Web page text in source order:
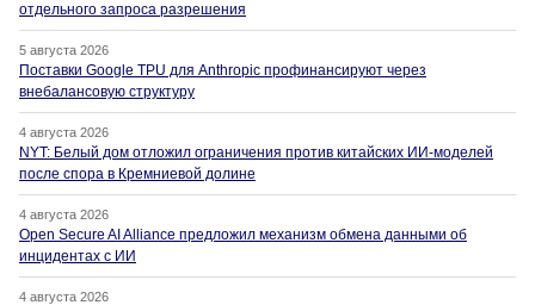
отдельного запроса разрешения
5 августа 2026
Поставки Google TPU для Anthropic профинансируют через
внебалансовую структуру
4 августа 2026
NYT: Белый дом отложил ограничения против китайских ИИ-моделей
после спора в Кремниевой долине
4 августа 2026
Open Secure AI Alliance предложил механизм обмена данными об
инцидентах с ИИ
4 августа 2026